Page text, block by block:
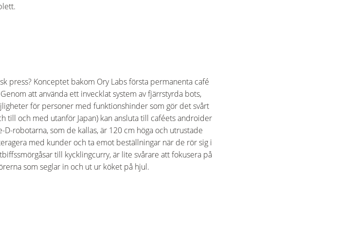
press? Konceptet bakom Ory Labs första permanenta café
att använda ett invecklat system av fjärrstyrda bots,
för personer med funktionshinder som gör det svårt
till och med utanför Japan) kan ansluta till caféets androider
robotarna, som de kallas, är 120 cm höga och utrustade
med kunder och ta emot beställningar när de rör sig i
till kycklingcurry, är lite svårare att fokusera på
som seglar in och ut ur köket på hjul.